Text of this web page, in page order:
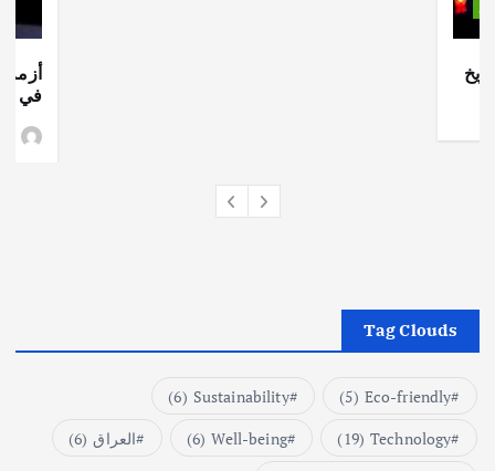
أزمة
في
Tag Clouds
Eco-friendly
(5)
Sustainability
(6)
Technology
(19)
Well-being
(6) العراق (6)